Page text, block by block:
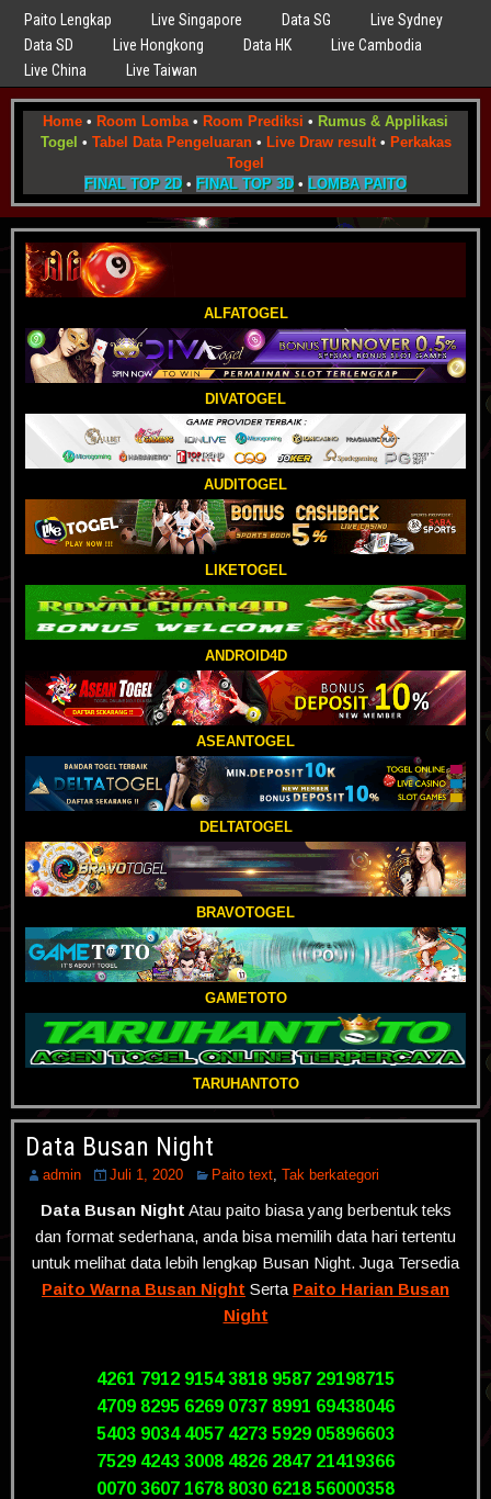
Paito Lengkap Live Singapore Data SG
Live Sydney
Data SD
Live Hongkong Data HK
Live Cambodia
Live China
Live Taiwan
Home • Room Lomba• Room Prediksi • Rumus & Applikasi
Togel • Tabel Data Pengeluaran• Live Draw result• Perkakas
Togel
FINAL TOP 2D• FINAL TOP 3D• LOMBA PAITO
ALFATOGEL
DIVATOGEL
AUDITOGEL
LIKETOGEL
ANDROID4D
ASEANTOGEL
DELTATOGEL
BRAVOTOGEL
GAMETOTO
TARUHANTOTO
Data Busan Night
admin Juli 1, 2020 Paito text, Tak berkategori
Data Busan Night Atau paito biasa yang berbentuk teks
dan format sederhana, anda bisa memilih data hari tertentu
untuk melihat data lebih lengkap Busan Night. Juga Tersedia
Paito Warna Busan Night Serta Paito Harian Busan
Night
4261 7912 9154 3818 9587 29198715
4709 8295 6269 0737 8991 69438046
5403 9034 4057 4273 5929 05896603
7529 4243 3008 4826 2847 21419366
0070 3607 1678 8030 6218 56000358